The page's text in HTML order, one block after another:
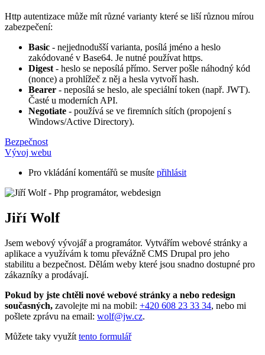
Http autentizace může mít různé varianty které se liší různou mírou
zabezpečení:
Basic - nejjednodušší varianta, posílá jméno a heslo
zakódované v Base64. Je nutné používat https.
Digest - heslo se neposílá přímo. Server pošle náhodný kód
(nonce) a prohlížeč z něj a hesla vytvoří hash.
Bearer - neposílá se heslo, ale speciální token (např. JWT).
Časté u moderních API.
Negotiate - používá se ve firemních sítích (propojení s
Windows/Active Directory).
Bezpečnost
Vývoj webu
Pro vkládání komentářů se musíte přihlásit
Jiří Wolf
Jsem webový vývojář a programátor. Vytvářím webové stránky a
aplikace a využívám k tomu převážně CMS Drupal pro jeho
stabilitu a bezpečnost. Dělám weby které jsou snadno dostupné pro
zákazníky a prodávají.
Pokud by jste chtěli nové webové stránky a nebo redesign
současných, zavolejte mi na mobil: +420 608 23 33 34, nebo mi
pošlete zprávu na email: wolf@jw.cz.
Můžete taky využít tento formulář